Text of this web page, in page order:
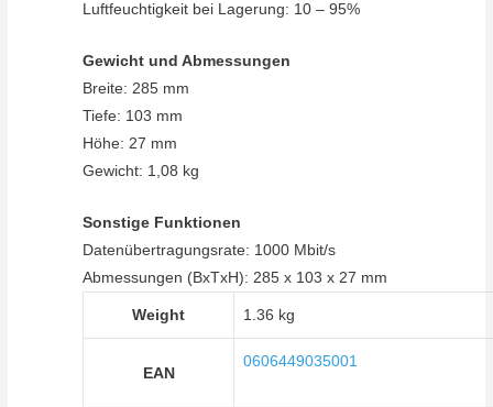
Luftfeuchtigkeit bei Lagerung: 10 – 95%
Gewicht und Abmessungen
Breite: 285 mm
Tiefe: 103 mm
Höhe: 27 mm
Gewicht: 1,08 kg
Sonstige Funktionen
Datenübertragungsrate: 1000 Mbit/s
Abmessungen (BxTxH): 285 x 103 x 27 mm
Weight 1.36 kg
EAN
0606449035001